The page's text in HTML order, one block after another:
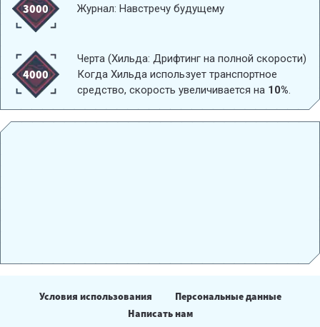
3000 Журнал: Навстречу будущему
4000
Черта (Хильда: Дрифтинг на полной скорости)
Когда Хильда использует транспортное
средство, скорость увеличивается на 10%.
Условия использования
Персональные данные
Написать нам